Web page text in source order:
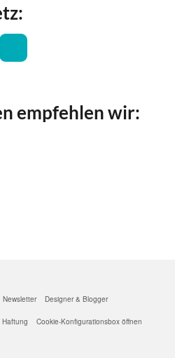
empfehlen wir:
Newsletter Designer & Blogger
Haftung Cookie-Konfigurationsbox öffnen